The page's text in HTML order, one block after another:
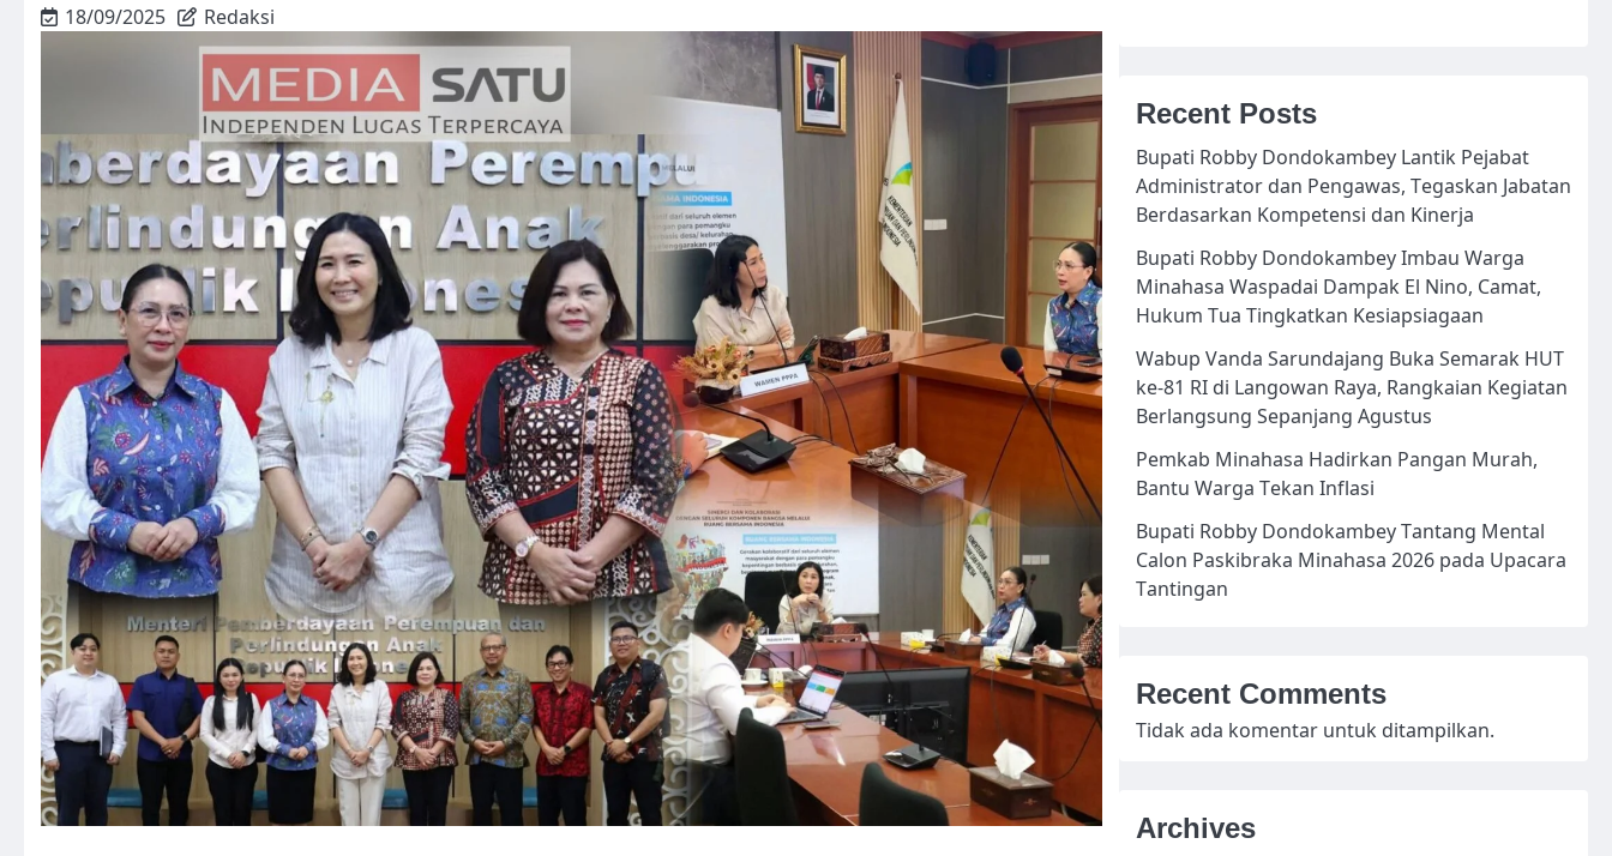
18/09/2025 Redaksi
Recent Posts
Bupati Robby Dondokambey Lantik Pejabat
Administrator dan Pengawas, Tegaskan Jabatan
Berdasarkan Kompetensi dan Kinerja
Bupati Robby Dondokambey Imbau Warga
Minahasa Waspadai Dampak El Nino, Camat,
Hukum Tua Tingkatkan Kesiapsiagaan
Wabup Vanda Sarundajang Buka Semarak HUT
ke-81 RI di Langowan Raya, Rangkaian Kegiatan
Berlangsung Sepanjang Agustus
Pemkab Minahasa Hadirkan Pangan Murah,
Bantu Warga Tekan Inflasi
Bupati Robby Dondokambey Tantang Mental
Calon Paskibraka Minahasa 2026 pada Upacara
Tantingan
Recent Comments
Tidak ada komentar untuk ditampilkan.
Archives